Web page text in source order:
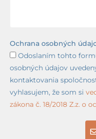
Ochrana osobných
Odoslaním tohto
osobných údajov
kontaktovania
vyhlasujem, že som si
zákona č. 18/2018 Z.z. o